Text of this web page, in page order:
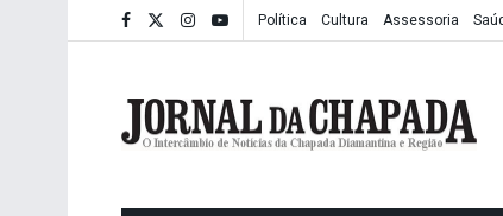
Política Cultura Assessoria